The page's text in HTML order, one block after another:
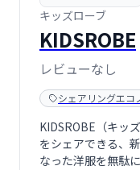
キッズローブ
KIDSROBE
レビューなし
シェアリングエコ
KIDSROBE（キッ
をシェアできる、
なった洋服を無駄